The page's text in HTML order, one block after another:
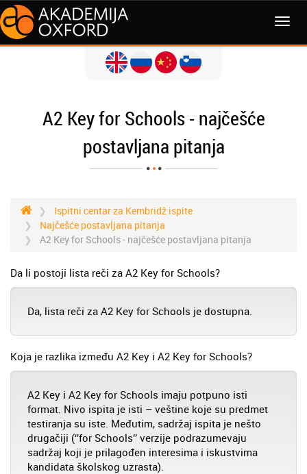
A2 Key for Schools - najčešće
postavljana pitanja
Ispitni centar za Kembridž ispite
Najčešće postavljana pitanja
A2 Key for Schools - najčešće postavljana pitanja
Da li postoji lista reči za A2 Key for Schools?
Da, lista reči za A2 Key for Schools je dostupna.
Koja je razlika između A2 Key i A2 Key for Schools?
A2 Key i A2 Key for Schools imaju potpuno isti
format. Nivo ispita je isti – veštine koje su predmet
testiranja su iste. Međutim, sadržaj ispita je nešto
drugačiji (‘’for Schools’’ verzije podrazumevaju
sadržaj koji je prilagođen interesima i iskustvima
kandidata školskog uzrasta).